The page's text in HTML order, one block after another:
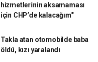
hizmetlerinin aksamaması
için CHP’de kalacağım"
Takla atan otomobilde baba
öldü, kızı yaralandı